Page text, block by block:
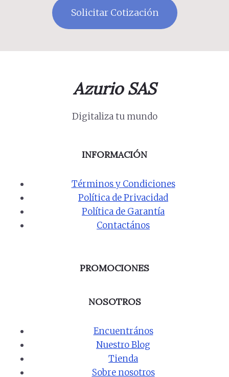
Azurio SAS
Digitaliza tu mundo
INFORMACIÓN
Términos y Condiciones
Política de Privacidad
Política de Garantía
Contactános
PROMOCIONES
NOSOTROS
Encuentrános
Nuestro Blog
Tienda
Sobre nosotros